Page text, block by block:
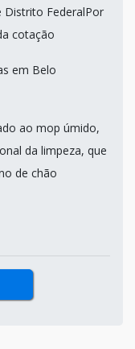
Distrito FederalPor
cotação
em Belo
ao mop úmido,
da limpeza, que
de chão